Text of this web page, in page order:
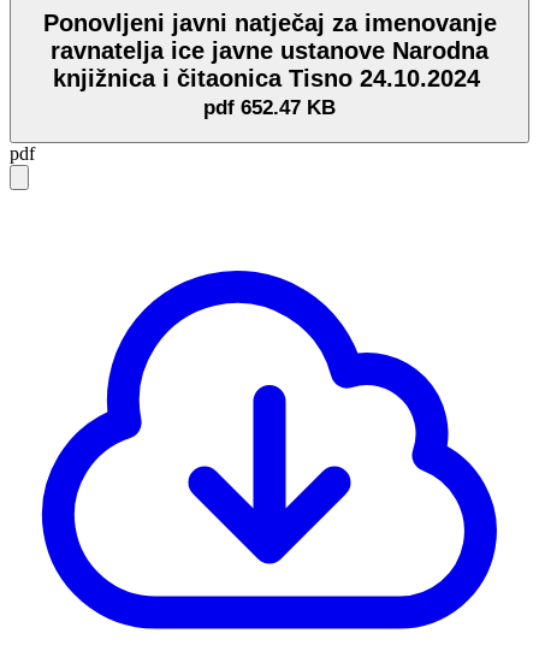
Ponovljeni javni natječaj za imenovanje
ravnatelja ice javne ustanove Narodna
knjižnica i čitaonica Tisno 24.10.2024
pdf 652.47 KB
pdf